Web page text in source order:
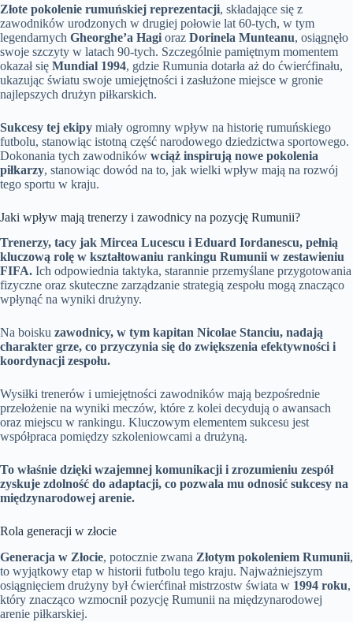
Złote pokolenie rumuńskiej reprezentacji, składające się z
zawodników urodzonych w drugiej połowie lat 60-tych, w tym
legendarnych Gheorghe’a Hagi oraz Dorinela Munteanu, osiągnęło
swoje szczyty w latach 90-tych. Szczególnie pamiętnym momentem
okazał się Mundial 1994, gdzie Rumunia dotarła aż do ćwierćfinału,
ukazując światu swoje umiejętności i zasłużone miejsce w gronie
najlepszych drużyn piłkarskich.
Sukcesy tej ekipy miały ogromny wpływ na historię rumuńskiego
futbolu, stanowiąc istotną część narodowego dziedzictwa sportowego.
Dokonania tych zawodników wciąż inspirują nowe pokolenia
piłkarzy, stanowiąc dowód na to, jak wielki wpływ mają na rozwój
tego sportu w kraju.
Jaki wpływ mają trenerzy i zawodnicy na pozycję Rumunii?
Trenerzy, tacy jak Mircea Lucescu i Eduard Iordanescu, pełnią
kluczową rolę w kształtowaniu rankingu Rumunii w zestawieniu
FIFA. Ich odpowiednia taktyka, starannie przemyślane przygotowania
fizyczne oraz skuteczne zarządzanie strategią zespołu mogą znacząco
wpłynąć na wyniki drużyny.
Na boisku zawodnicy, w tym kapitan Nicolae Stanciu, nadają
charakter grze, co przyczynia się do zwiększenia efektywności i
koordynacji zespołu.
Wysiłki trenerów i umiejętności zawodników mają bezpośrednie
przełożenie na wyniki meczów, które z kolei decydują o awansach
oraz miejscu w rankingu. Kluczowym elementem sukcesu jest
współpraca pomiędzy szkoleniowcami a drużyną.
To właśnie dzięki wzajemnej komunikacji i zrozumieniu zespół
zyskuje zdolność do adaptacji, co pozwala mu odnosić sukcesy na
międzynarodowej arenie.
Rola generacji w złocie
Generacja w Złocie, potocznie zwana Złotym pokoleniem Rumunii,
to wyjątkowy etap w historii futbolu tego kraju. Najważniejszym
osiągnięciem drużyny był ćwierćfinał mistrzostw świata w 1994 roku,
który znacząco wzmocnił pozycję Rumunii na międzynarodowej
arenie piłkarskiej.